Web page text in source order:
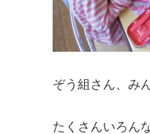
ぞう組さん、み
たくさんいろん